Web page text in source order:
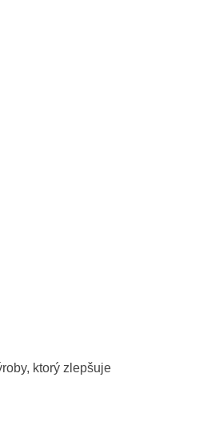
ktorý zlepšuje